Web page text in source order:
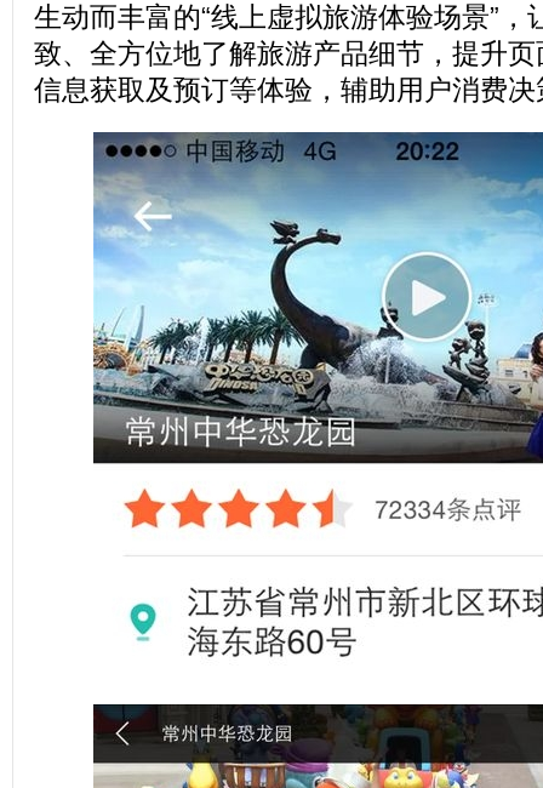
生动而丰富的“线上虚拟旅游体验场景”，
致、全方位地了解旅游产品细节，提升
信息获取及预订等体验，辅助用户消费决